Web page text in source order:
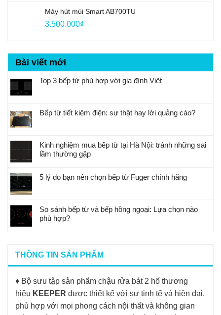
THÔNG TIN SẢN PHẨM
♦ Bộ sưu tập sản phẩm chậu rửa bát 2 hố thương
hiệu KEEPER được thiết kế với sự tinh tế và hiện đại,
phù hợp với mọi phong cách nội thất và không gian
Máy hút mùi Smart AB700TU
3.500.000₫
Bài viết mới
Top 3 bếp từ phù hợp với gia đình Việt
Bếp từ tiết kiệm điện: sự thật hay lời quảng cáo?
Kinh nghiệm mua bếp từ tại Hà Nội: tránh những sai
lầm thường gặp
5 lý do bạn nên chọn bếp từ Fuger chính hãng
So sánh bếp từ và bếp hồng ngoại: Lựa chọn nào
phù hợp?